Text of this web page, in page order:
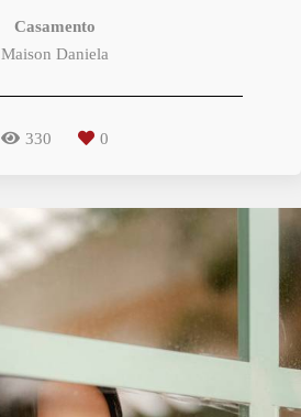
Casamento
Maison Daniela
330 0